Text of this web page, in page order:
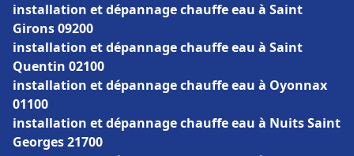
installation et dépannage chauffe eau à Saint
Girons 09200
installation et dépannage chauffe eau à Saint
Quentin 02100
installation et dépannage chauffe eau à Oyonnax
01100
installation et dépannage chauffe eau à Nuits Saint
Georges 21700